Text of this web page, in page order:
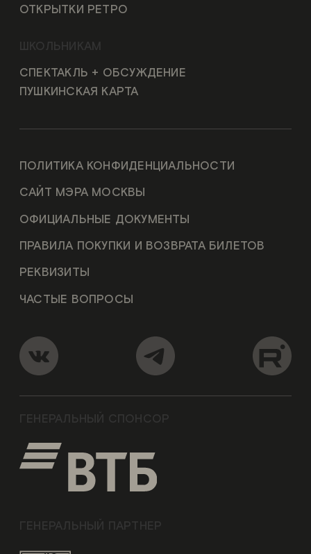
ОТКРЫТКИ РЕТРО
ШКОЛЬНИКАМ
СПЕКТАКЛЬ + ОБСУЖДЕНИЕ
ПУШКИНСКАЯ КАРТА
ГЕНЕРАЛЬНЫЙ СПОНСОР
ГЕНЕРАЛЬНЫЙ ПАРТНЕР
ПОЛИТИКА КОНФИДЕНЦИАЛЬНОСТИ
САЙТ МЭРА МОСКВЫ
ОФИЦИАЛЬНЫЕ ДОКУМЕНТЫ
ПРАВИЛА ПОКУПКИ И ВОЗВРАТА БИЛЕТОВ
РЕКВИЗИТЫ
ЧАСТЫЕ ВОПРОСЫ